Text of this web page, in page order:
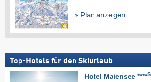
Plan anzeigen
Top-Hotels für den Skiurlaub
Hotel Maiensee ****S